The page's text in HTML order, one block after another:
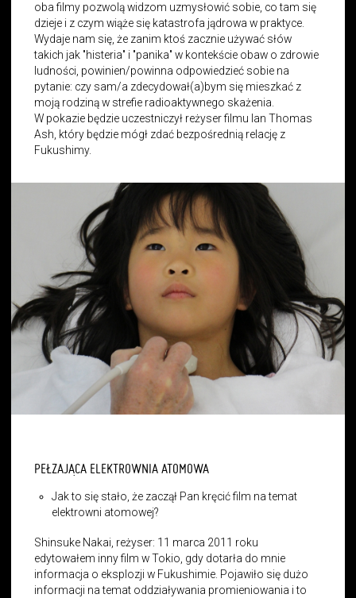
oba filmy pozwolą widzom uzmysłowić sobie, co tam się
dzieje i z czym wiąże się katastrofa jądrowa w praktyce.
Wydaje nam się, że zanim ktoś zacznie używać słów
takich jak "histeria" i "panika" w kontekście obaw o zdrowie
ludności, powinien/powinna odpowiedzieć sobie na
pytanie: czy sam/a zdecydował(a)bym się mieszkać z
moją rodziną w strefie radioaktywnego skażenia.
W pokazie będzie uczestniczył reżyser filmu Ian Thomas
Ash, który będzie mógł zdać bezpośrednią relację z
Fukushimy.
PEŁZAJĄCA ELEKTROWNIA ATOMOWA
Jak to się stało, że zaczął Pan kręcić film na temat
elektrowni atomowej?
Shinsuke Nakai, reżyser: 11 marca 2011 roku
edytowałem inny film w Tokio, gdy dotarła do mnie
informacja o eksplozji w Fukushimie. Pojawiło się dużo
informacji na temat oddziaływania promieniowania i to